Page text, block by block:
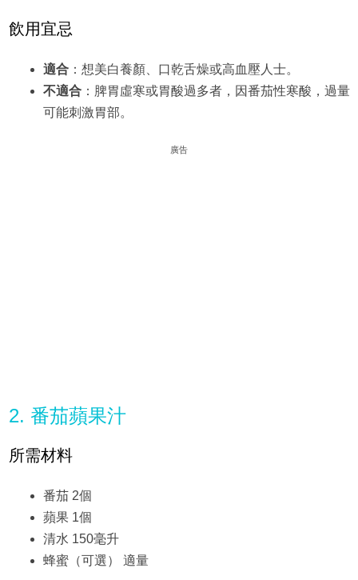
飲用宜忌
適合：想美白養顏、口乾舌燥或高血壓人士。
不適合：脾胃虛寒或胃酸過多者，因番茄性寒酸，過量
可能刺激胃部。
廣告
2. 番茄蘋果汁
所需材料
番茄 2個
蘋果 1個
清水 150毫升
蜂蜜（可選） 適量